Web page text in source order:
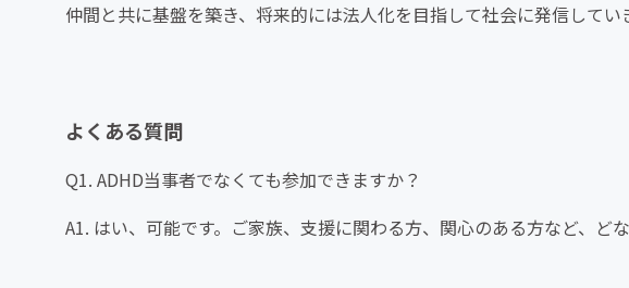
仲間と共に基盤を築き、将来的には法人化を目指して社会に発信してい
よくある質問
Q1. ADHD当事者でなくても参加できますか？
A1. はい、可能です。ご家族、支援に関わる方、関心のある方など、ど